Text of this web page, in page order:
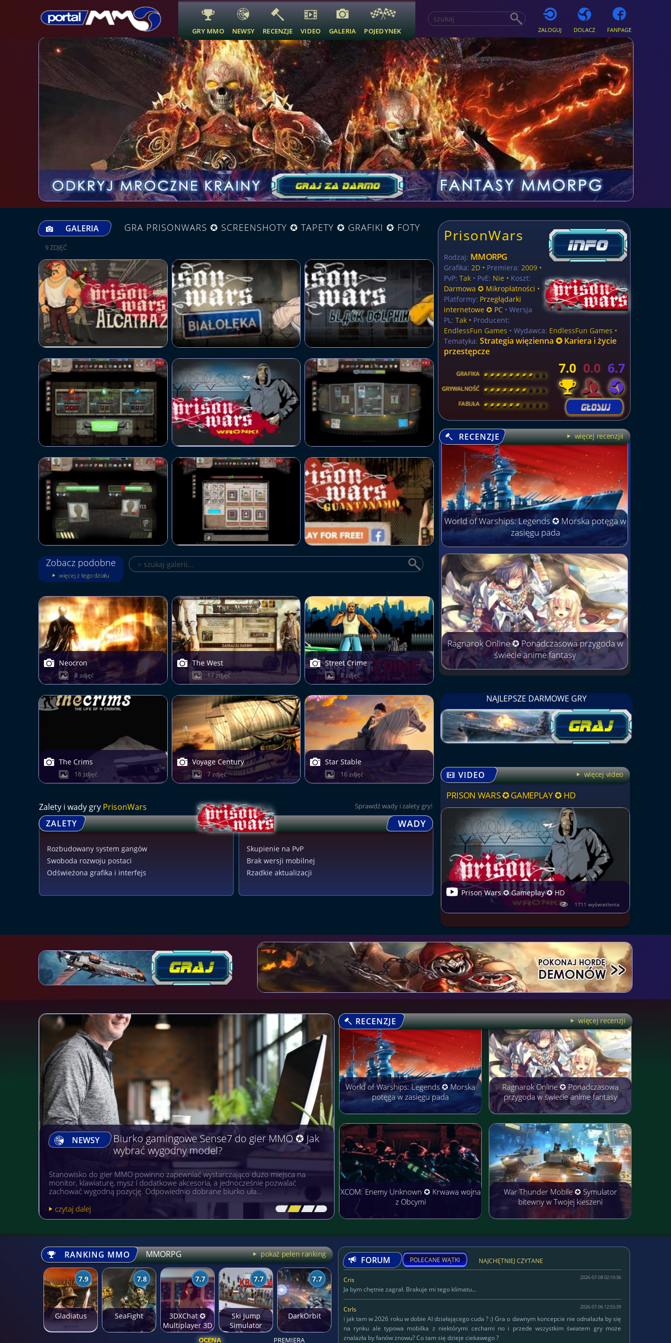
GRY MMO NEWSY RECENZJE VIDEO GALERIA POJEDYNEK ZALOGUJ DOLACZ FANPAGE
GALERIA GRA PRISONWARS ✪ SCREENSHOTY ✪ TAPETY ✪ GRAFIKI ✪ FOTY
9 ZDJĘĆ
Zobacz podobne
więcej z tego działu
Neocron
8 zdjęć
The West
17 zdjęć
Street Crime
8 zdjęć
The Crims
16 zdjęć
Voyage Century
7 zdjęć
Star Stable
16 zdjęć
Zalety i wady gry PrisonWars Sprawdź wady i zalety gry!
ZALETY WADY
Rozbudowany system gangów
Swoboda rozwoju postaci
Odświeżona grafika i interfejs
Skupienie na PvP
Brak wersji mobilnej
Rzadkie aktualizacji
PrisonWars
Rodzaj: MMORPG
Grafika: 2D • Premiera: 2009 •
PvP: Tak • PvE: Nie • Koszt:
Darmowa ✪ Mikropłatności •
Platformy: Przegłądarki
internetowe ✪ PC • Wersja
PL: Tak • Producent:
EndlessFun Games • Wydawca: EndlessFun Games •
Tematyka: Strategia więzienna ✪ Kariera i życie
przestępcze
GRAFIKA [ \ \ \ \ \ \ \ \ ]
GRYWALNOŚĆ [ \ \ \ \ \ \ \ \ ]
FABUŁA [ \ \ \ \ \ \ \ \ ]
7.0 0.0 6.7
RECENZJE więcej recenzjii
World of Warships: Legends ✪ Morska potęga w
zasięgu pada
Ragnarok Online ✪ Ponadczasowa przygoda w
świecie anime fantasy
NAJLEPSZE DARMOWE GRY
VIDEO więcej video
PRISON WARS ✪ GAMEPLAY ✪ HD
Prison Wars ✪ Gameplay ✪ HD
1711 wyświetlenia
NEWSY
Biurko gamingowe Sense7 do gier MMO ✪ Jak
wybrać wygodny model?
Stanowisko do gier MMO powinno zapewniać wystarczająco dużo miejsca na
monitor, klawiaturę, mysz i dodatkowe akcesoria, a jednocześnie pozwalać
zachować wygodną pozycję. Odpowiednio dobrane biurko uła…
czytaj dalej
[\ \\ \\ \]
RECENZJE więcej recenzji
World of Warships: Legends ✪ Morska
potęga w zasięgu pada
Ragnarok Online ✪ Ponadczasowa
przygoda w świecie anime fantasy
XCOM: Enemy Unknown ✪ Krwawa wojna
z Obcymi
War Thunder Mobile ✪ Symulator
bitewny w Twojej kieszeni
RANKING MMO MMORPG pokaż pełen ranking
7.9
Gladiatus
7.8
SeaFight
7.7
3DXChat ✪
Multiplayer 3D
Sex Game
7.7
Ski Jump
Simulator
7.7
DarkOrbit
OCENA PREMIERA
FORUM POLECANE WĄTKI NAJCHĘTNIEJ CZYTANE
Cris 2026-07-08 02:10:36
Ja bym chętnie zagrał. Brakuje mi tego klimatu...
Ctrls 2026-07-06 12:55:39
i jak tam w 2026 roku w dobie AI działającego cuda ? :) Gra o dawnym koncepcie nie odnalazła by się
na rynku ale typowa mobilka z niektórymi cechami no i przede wszystkim światem gry może
znalazła by fanów znowu? Co tam się dzieje ciekawego ?